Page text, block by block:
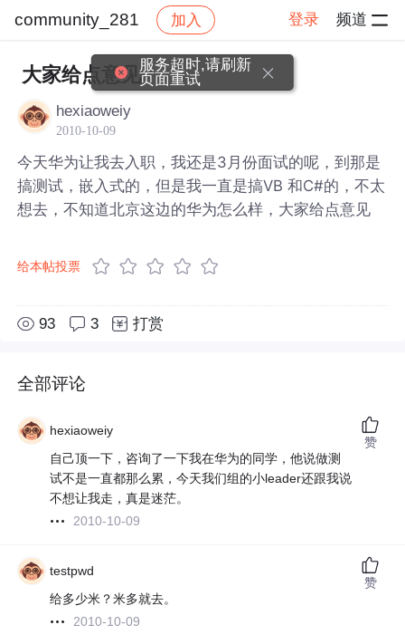
community_281 加入 登录 频道
社区 community_281 帖子详情
大家给点意见
hexiaoweiy
2010-10-09
今天华为让我去入职，我还是3月份面试的呢，到那是
搞测试，嵌入式的，但是我一直是搞VB 和C#的，不太
想去，不知道北京这边的华为怎么样，大家给点意见
给本帖投票
93 3 打赏
全部评论
hexiaoweiy
自己顶一下，咨询了一下我在华为的同学，他说做测
试不是一直都那么累，今天我们组的小leader还跟我说
不想让我走，真是迷茫。
2010-10-09
赞
testpwd
给多少米？米多就去。
2010-10-09
赞
服务超时,请刷新
页面重试